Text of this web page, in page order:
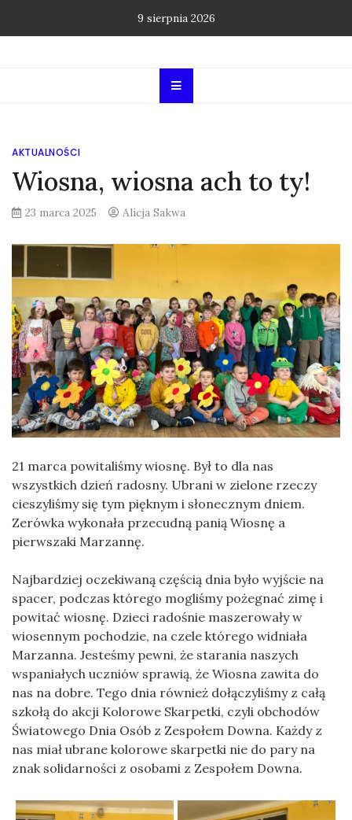
9 sierpnia 2026
AKTUALNOŚCI
Wiosna, wiosna ach to ty!
23 marca 2025 Alicja Sakwa
21 marca powitaliśmy wiosnę. Był to dla nas
wszystkich dzień radosny. Ubrani w zielone rzeczy
cieszyliśmy się tym pięknym i słonecznym dniem.
Zerówka wykonała przecudną panią Wiosnę a
pierwszaki Marzannę.
Najbardziej oczekiwaną częścią dnia było wyjście na
spacer, podczas którego mogliśmy pożegnać zimę i
powitać wiosnę. Dzieci radośnie maszerowały w
wiosennym pochodzie, na czele którego widniała
Marzanna. Jesteśmy pewni, że starania naszych
wspaniałych uczniów sprawią, że Wiosna zawita do
nas na dobre. Tego dnia również dołączyliśmy z całą
szkołą do akcji Kolorowe Skarpetki, czyli obchodów
Światowego Dnia Osób z Zespołem Downa. Każdy z
nas miał ubrane kolorowe skarpetki nie do pary na
znak solidarności z osobami z Zespołem Downa.